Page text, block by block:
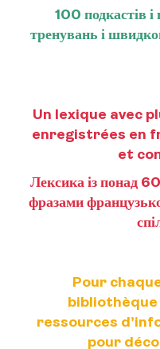
100 подкастів
тренувань і
Un lexique avec
enregistrées en
et
Лексика із понад
фразами
Pour
ressources
pour